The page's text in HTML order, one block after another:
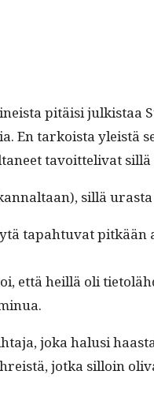
pitäisi julk­istaa
En tarkoista yleistä
tavoit­te­liv­at
sil­lä
tapah­tu­vat pitkään
että heil­lä oli
joka halusi
jot­ka sil­loin